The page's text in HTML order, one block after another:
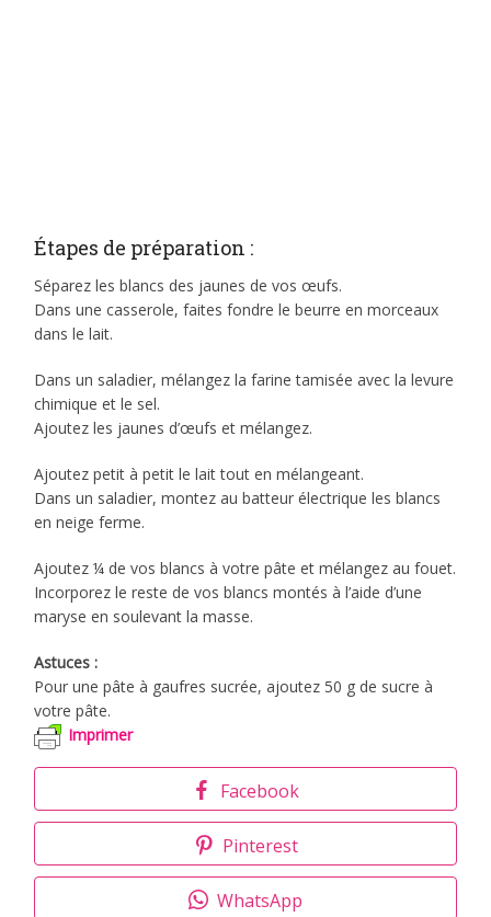
Étapes de préparation :
Séparez les blancs des jaunes de vos œufs.
Dans une casserole, faites fondre le beurre en morceaux
dans le lait.
Dans un saladier, mélangez la farine tamisée avec la levure
chimique et le sel.
Ajoutez les jaunes d’œufs et mélangez.
Ajoutez petit à petit le lait tout en mélangeant.
Dans un saladier, montez au batteur électrique les blancs
en neige ferme.
Ajoutez ¼ de vos blancs à votre pâte et mélangez au fouet.
Incorporez le reste de vos blancs montés à l’aide d’une
maryse en soulevant la masse.
Astuces :
Pour une pâte à gaufres sucrée, ajoutez 50 g de sucre à
votre pâte.
Imprimer
Facebook
Pinterest
WhatsApp